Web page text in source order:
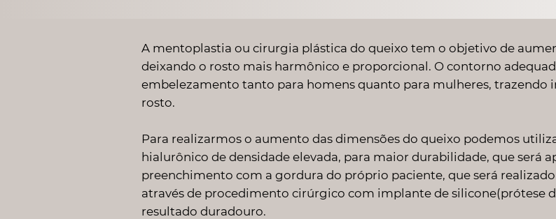
A mentoplastia ou cirurgia plástica do queixo tem o objetivo de
deixando o rosto mais harmônico e proporcional. O contorno
embelezamento tanto para homens quanto para mulheres, trazendo
rosto.
Para realizarmos o aumento das dimensões do queixo podemos
hialurônico de densidade elevada, para maior durabilidade, que será
preenchimento com a gordura do próprio paciente, que será
através de procedimento cirúrgico com implante de silicone(prótese
resultado duradouro.